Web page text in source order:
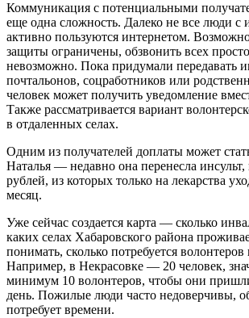
Коммуникация с потенциальными
еще одна сложность. Далеко не все люди с
активно пользуются интернетом.
защиты ограничены, обзвонить всех
невозможно. Пока придумали передавать
почтальонов, соцработников или
человек может получить уведомление
Также рассматривается вариант
в отдаленных селах.
Одним из получателей доплаты может
Наталья — недавно она перенесла
рублей, из которых только на лекарства
месяц.
Уже сейчас создается карта — сколько
каких селах Хабаровского района
понимать, сколько потребуется волонтеров
Например, в Некрасовке — 20 человек,
минимум 10 волонтеров, чтобы они
день. Пожилые люди часто недоверчивы,
потребует времени.